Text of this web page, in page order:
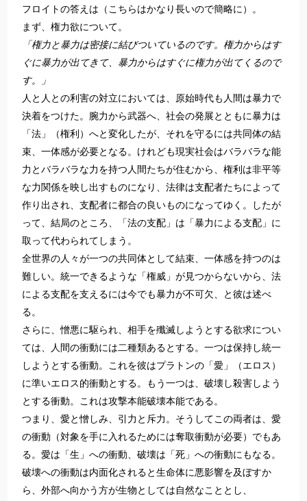
フロイトの答えは（こちらはかなり長いので簡略に）。
まず、権力欲について。
「権力と暴力は密接に結びついているのです。権力からはす
ぐに暴力が出てきて、暴力からはすぐに権力が出てくるので
す。」
人と人との利害の対立においては、原始時代も人間は暴力で
決着をつけた。腕力から武器へ、社会の発展とともに暴力は
「法」（権利）へと変化したが、それを守るには共同体の結
束、一体感が必要となる。けれども現実社会はバラバラな能
力とバラバラな力を持つ人間たちが住むから、権利は非平等
な力関係を映し出すものになり、法律は支配者たちによって
作り出され、支配者に都合の良いものになってゆく。したが
って、結局のところ、「法の支配」は「暴力による支配」に
取って代わられてしまう。
全世界の人々が一つの共同体として結束、一体感を持つのは
難しい。統一できるような「権威」が見つからないから、法
による支配を支えるには今でも暴力が不可欠、と彼は述べ
る。
さらに、憎悪に駆られ、相手を殲滅しようとする欲求につい
ては、人間の衝動には二種類あるとする。一つは保持し統一
しようとする衝動。これを彼はプラトンの「愛」（エロス）
に準いエロス的衝動とする。もう一つは、破壊し殺害しよう
とする衝動。これは攻撃本能破壊本能である。
つまり、愛と憎しみ、引力と斥力。そうしてこの両者は、愛
の衝動（対象を手に入れるためには奪取衝動が必要）でもあ
る。愛は「生」への衝動、破壊は「死」への衝動にもなる。
破壊への衝動は内面化されると生命体に悪影響を及ぼすか
ら、外部へ向かう方が生物としては自然なこととし、